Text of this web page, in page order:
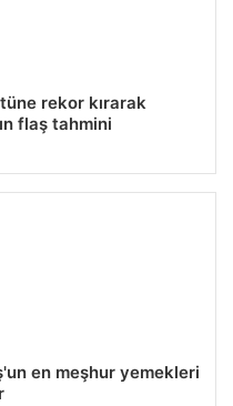
rekor kırarak
flaş tahmini
en meşhur yemekleri